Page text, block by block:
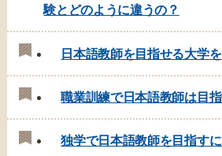
験とどのように違うの？
日本語教師を目指せる大学
職業訓練で日本語教師は目
独学で日本語教師を目指す